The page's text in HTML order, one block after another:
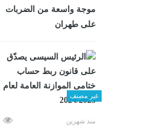
موجة واسعة من الضربات
على طهران
غير مصنف
منذ شهرين